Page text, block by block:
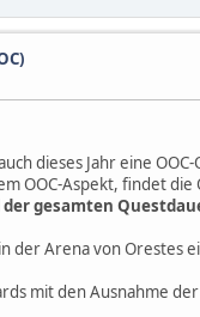
dieses Jahr eine
OOC-Aspekt, findet
gesamten
der Arena von Orestes
mit den Ausnahme der